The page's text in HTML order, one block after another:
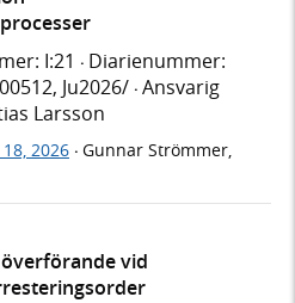
I:21 · Diarienummer:
Ju2026/ · Ansvarig
Larsson
2026 · Gunnar Strömmer,
vid